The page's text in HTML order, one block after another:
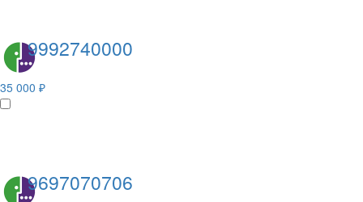
9992740000
35 000 ₽
9697070706